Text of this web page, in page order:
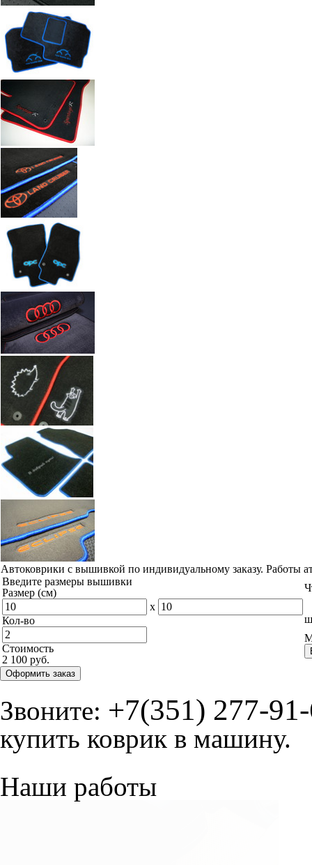
Автоковрики с вышивкой по индивидуальному заказу. Работы
Введите размеры вышивки
Размер (см)
x
Кол-во
Стоимость
2 100 руб.
Оформить заказ
Звоните: +7(351) 277-
купить коврик в машину.
Наши работы